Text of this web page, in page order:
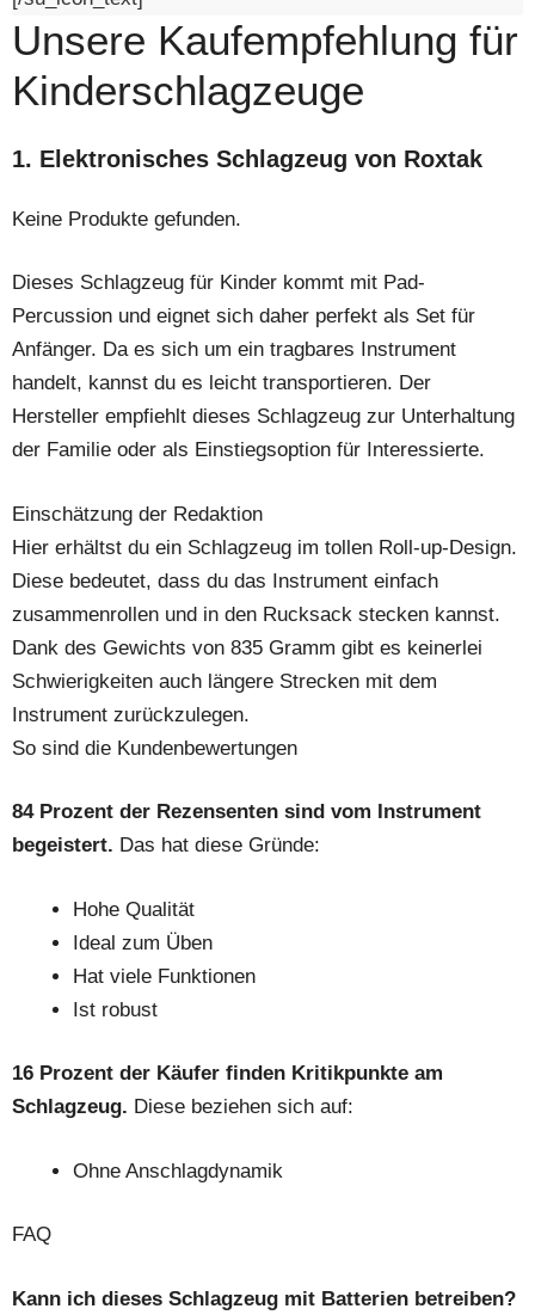
Unsere Kaufempfehlung für
Kinderschlagzeuge
1. Elektronisches Schlagzeug von Roxtak
Keine Produkte gefunden.
Dieses Schlagzeug für Kinder kommt mit Pad-
Percussion und eignet sich daher perfekt als Set für
Anfänger. Da es sich um ein tragbares Instrument
handelt, kannst du es leicht transportieren. Der
Hersteller empfiehlt dieses Schlagzeug zur Unterhaltung
der Familie oder als Einstiegsoption für Interessierte.
Einschätzung der Redaktion
Hier erhältst du ein Schlagzeug im tollen Roll-up-Design.
Diese bedeutet, dass du das Instrument einfach
zusammenrollen und in den Rucksack stecken kannst.
Dank des Gewichts von 835 Gramm gibt es keinerlei
Schwierigkeiten auch längere Strecken mit dem
Instrument zurückzulegen.
So sind die Kundenbewertungen
84 Prozent der Rezensenten sind vom Instrument
begeistert. Das hat diese Gründe:
Hohe Qualität
Ideal zum Üben
Hat viele Funktionen
Ist robust
16 Prozent der Käufer finden Kritikpunkte am
Schlagzeug. Diese beziehen sich auf:
Ohne Anschlagdynamik
FAQ
Kann ich dieses Schlagzeug mit Batterien betreiben?